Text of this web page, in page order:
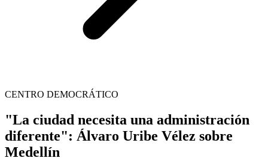
CENTRO DEMOCRÁTICO
"La ciudad necesita una administración
diferente": Álvaro Uribe Vélez sobre
Medellín